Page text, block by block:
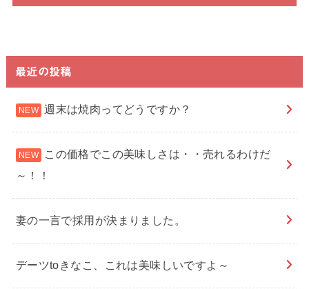
最近の投稿
週末は焼肉ってどうですか？
この価格でこの美味しさは・・売れるわけだ
～！！
妻の一言で採用が決まりました。
デーツtoきなこ、これは美味しいですよ～